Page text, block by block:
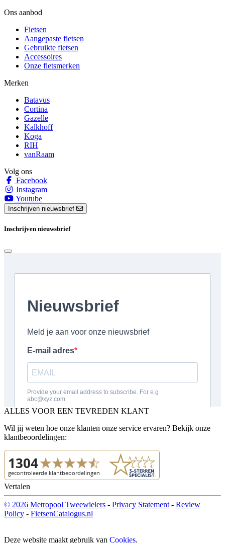
Ons aanbod
Fietsen
Aangepaste fietsen
Gebruikte fietsen
Accessoires
Onze fietsmerken
Merken
Batavus
Cortina
Gazelle
Kalkhoff
Koga
RIH
vanRaam
Volg ons
Facebook
Instagram
Youtube
Inschrijven nieuwsbrief
Inschrijven nieuwsbrief
ALLES VOOR EEN TEVREDEN KLANT
Wil jij weten hoe onze klanten onze service ervaren? Bekijk onze
klantbeoordelingen:
Vertalen
© 2026 Metropool Tweewielers - Privacy Statement - Review
Policy - FietsenCatalogus.nl
Deze website maakt gebruik van Cookies.